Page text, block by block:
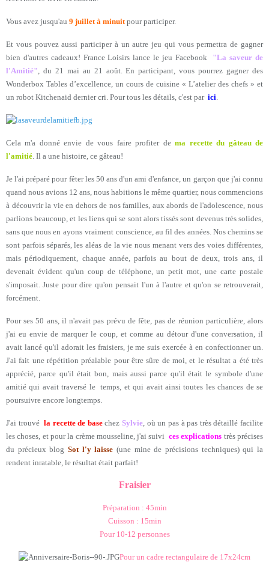
Vous avez jusqu'au 9 juillet à minuit pour participer.
Et vous pouvez aussi participer à un autre jeu qui vous permettra de gagner
bien d'autres cadeaux! France Loisirs lance le jeu Facebook
"La saveur de
l'Amitié" , du 21 mai au 21 août. En participant, vous pourrez gagner des
Wonderbox Tables d’excellence, un cours de cuisine « L’atelier des chefs » et
un robot Kitchenaid dernier cri. Pour tous les détails, c'est par ici
Cela m'a donné envie de vous faire profiter dema recette du gâteau de
l'amitié . Il a une histoire, ce gâteau!
Je l'ai préparé pour fêter les 50 ans d'un ami d'enfance, un garçon que j'ai connu
quand nous avions 12 ans, nous habitions le même quartier, nous commencions
à découvrir la vie en dehors de nos familles, aux abords de l'adolescence, nous
parlions beaucoup, et les liens qui se sont alors tissés sont devenus très solides,
sans que nous en ayons vraiment conscience, au fil des années. Nos chemins se
sont parfois séparés, les aléas de la vie nous menant vers des voies différentes,
mais périodiquement, chaque année, parfois au bout de deux, trois ans, il
devenait évident qu'un coup de téléphone, un petit mot, une carte postale
s'imposait. Juste pour dire qu'on pensait l'un à l'autre et qu'on se retrouverait,
forcément.
Pour ses 50 ans, il n'avait pas prévu de fête, pas de réunion particulière, alors
j'ai eu envie de marquer le coup, et comme au détour d'une conversation, il
avait lancé qu'il adorait les fraisiers, je me suis exercée à en confectionner un.
J'ai fait une répétition préalable pour être sûre de moi, et le résultat a été très
apprécié, parce qu'il était bon, mais aussi parce qu'il était le symbole d'une
amitié qui avait traversé le temps, et qui avait ainsi toutes les chances de se
poursuivre encore longtemps.
J'ai trouvé la recette de basechez Sylvie , où un pas à pas très détaillé facilite
les choses, et pour la crème mousseline, j'ai suivi ces explications très précises
du précieux blog Sot l'y laisse (une mine de précisions techniques) qui la
rendent inratable, le résultat était parfait!
Fraisier
Préparation : 45min
Cuisson : 15min
Pour 10-12 personnes
Pour un cadre rectangulaire de 17x24cm